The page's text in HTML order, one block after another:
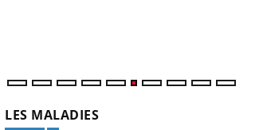
LES MALADIES